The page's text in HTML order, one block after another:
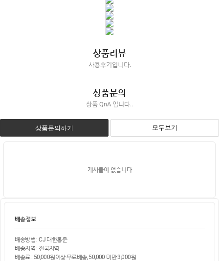
상품리뷰
사용후기입니다.
상품문의
상품 QnA 입니다..
상품문의하기 모두보기
게시물이 없습니다
배송정보
배송방법 : CJ 대한통운
배송지역 : 전국지역
배송료 : 50,000원이상 무료배송, 50,000 미만 3,000원